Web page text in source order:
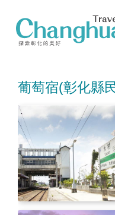
葡萄宿(彰化縣